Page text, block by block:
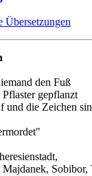
Übersetzungen
den Fuß
gepflanzt
und die Zeichen
Sobibor,